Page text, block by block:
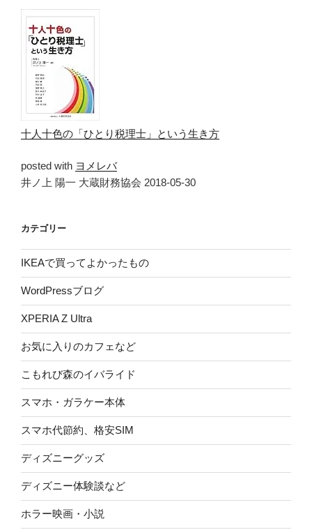
十人十色の「ひとり税理士」という生き方
posted with ヨメレバ
井ノ上 陽一 大蔵財務協会 2018-05-30
カテゴリー
IKEAで買ってよかったもの
WordPressブログ
XPERIA Z Ultra
お気に入りのカフェなど
こもれび森のイバライド
スマホ・ガラケー本体
スマホ代節約、格安SIM
ディズニーグッズ
ディズニー体験談など
ホラー映画・小説